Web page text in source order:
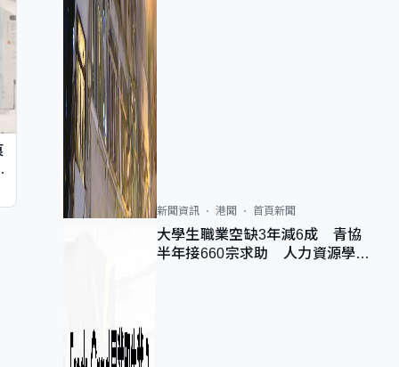
新聞資訊 港聞 首頁新聞
大學生職業空缺3年減6成 青協
半年接660宗求助 人力資源學